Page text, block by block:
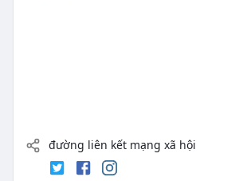
đường liên kết mạng xã hội